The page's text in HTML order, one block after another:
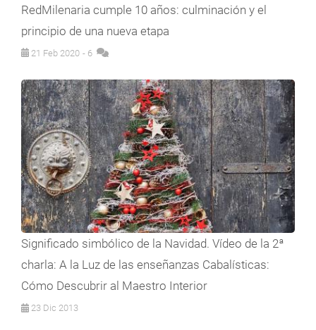
RedMilenaria cumple 10 años: culminación y el
principio de una nueva etapa
21 Feb 2020 - 6
Significado simbólico de la Navidad. Vídeo de la 2ª
charla: A la Luz de las enseñanzas Cabalísticas:
Cómo Descubrir al Maestro Interior
23 Dic 2013